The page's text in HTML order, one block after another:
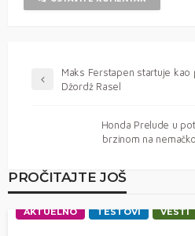
Maks Ferstapen startuje
Džordž Rasel
Honda Prelude u
brzinom na
PROČITAJTE JOŠ
AKTUELNO TESTOVI VESTI